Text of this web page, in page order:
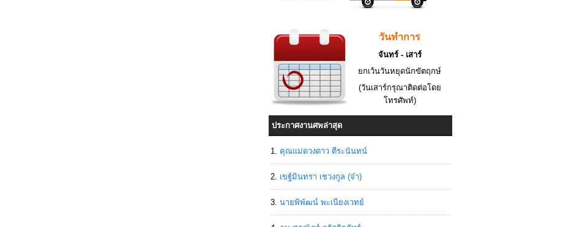
วันทำการ
จันทร์ - เสาร์
ยกเว้นวันหยุดนักขัตฤกษ์
(วันเสาร์กรุณาติดต่อโดย
โทรศัพท์)
ประกาศงานศพล่าสุด
คุณแม่ดวงดาว ตีระนันทน์
เขฐ์มินทรา เชวงกูล (จ๋า)
นายพิพัฒน์ พะเนียงเวทย์